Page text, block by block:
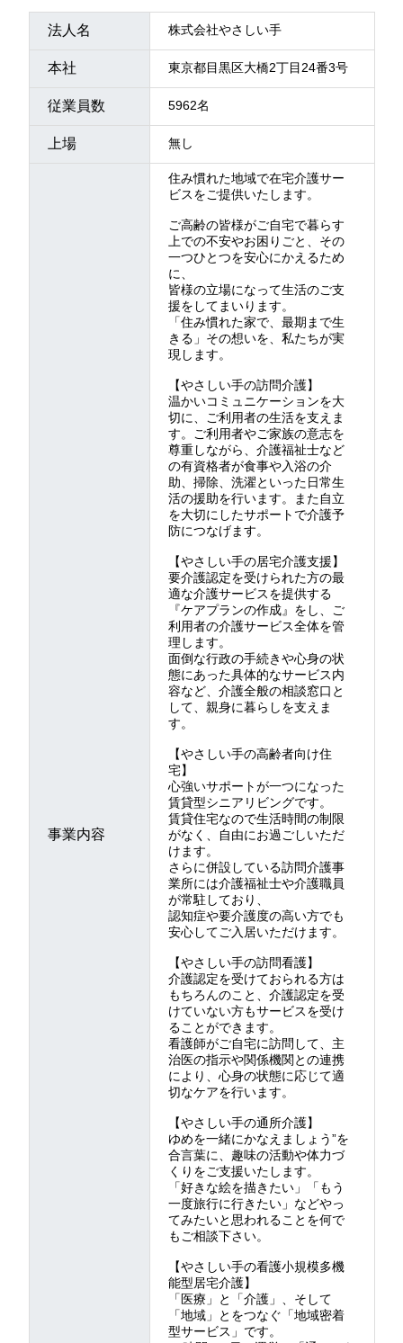
法人名 株式会社やさしい手
本社 東京都目黒区大橋2丁目24番3号
従業員数 5962名
上場 無し
事業内容
住み慣れた地域で在宅介護サー
ビスをご提供いたします。
ご高齢の皆様がご自宅で暮らす
上での不安やお困りごと、その
一つひとつを安心にかえるため
に、
皆様の立場になって生活のご支
援をしてまいります。
「住み慣れた家で、最期まで生
きる」その想いを、私たちが実
現します。
【やさしい手の訪問介護】
温かいコミュニケーションを大
切に、ご利用者の生活を支えま
す。ご利用者やご家族の意志を
尊重しながら、介護福祉士など
の有資格者が食事や入浴の介
助、掃除、洗濯といった日常生
活の援助を行います。また自立
を大切にしたサポートで介護予
防につなげます。
【やさしい手の居宅介護支援】
要介護認定を受けられた方の最
適な介護サービスを提供する
『ケアプランの作成』をし、ご
利用者の介護サービス全体を管
理します。
面倒な行政の手続きや心身の状
態にあった具体的なサービス内
容など、介護全般の相談窓口と
して、親身に暮らしを支えま
す。
【やさしい手の高齢者向け住
宅】
心強いサポートが一つになった
賃貸型シニアリビングです。
賃貸住宅なので生活時間の制限
がなく、自由にお過ごしいただ
けます。
さらに併設している訪問介護事
業所には介護福祉士や介護職員
が常駐しており、
認知症や要介護度の高い方でも
安心してご入居いただけます。
【やさしい手の訪問看護】
介護認定を受けておられる方は
もちろんのこと、介護認定を受
けていない方もサービスを受け
ることができます。
看護師がご自宅に訪問して、主
治医の指示や関係機関との連携
により、心身の状態に応じて適
切なケアを行います。
【やさしい手の通所介護】
ゆめを一緒にかなえましょう”を
合言葉に、趣味の活動や体力づ
くりをご支援いたします。
「好きな絵を描きたい」「もう
一度旅行に行きたい」などやっ
てみたいと思われることを何で
もご相談下さい。
【やさしい手の看護小規模多機
能型居宅介護】
「医療」と「介護」、そして
「地域」とをつなぐ「地域密着
型サービス」です。